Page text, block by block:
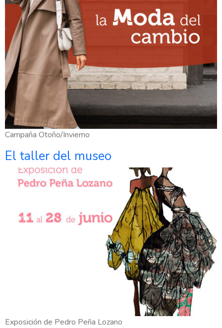
Campaña Otoño/Invierno
El taller del museo
Exposición de Pedro Peña Lozano